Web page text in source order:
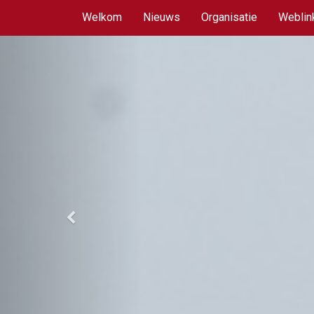
Welkom Nieuws Organisatie